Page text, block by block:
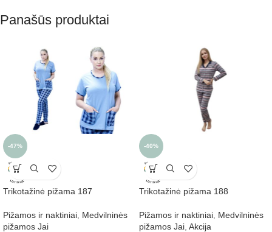
Panašūs produktai
-47%
Trikotažinė pižama 187
Pižamos ir naktiniai Medvilninės
pižamos Jai
-40%
Trikotažinė pižama 188
Pižamos ir naktiniai Medvilninės
pižamos Jai Akcija